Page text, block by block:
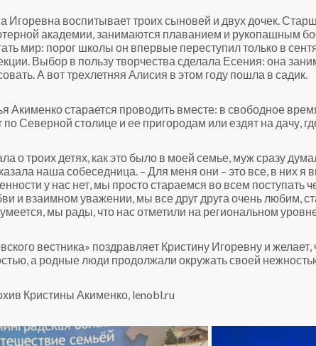
Игоревна воспитывает троих сыновей и двух дочек.
академии, занимаются плаванием и рукопашным
мир: порог школы он впервые переступил только в
Выбор в пользу творчества сделала Есения: она
А вот трехлетняя Алисия в этом году пошла в садик.
Акименко старается проводить вместе: в свободное
по Северной столице и ее пригородам или ездят на дачу,
о троих детях, как это было в моей семье, муж сразу
наша собеседница. – Для меня они – это все, в них я
у нас нет, мы просто стараемся во всем поступать
и взаимном уважении, мы все друг друга очень любим,
мы рады, что нас отметили на региональном
вестника» поздравляет Кристину Игоревну и
а родные люди продолжали окружать своей
Кристины Акименко, lenobl.ru